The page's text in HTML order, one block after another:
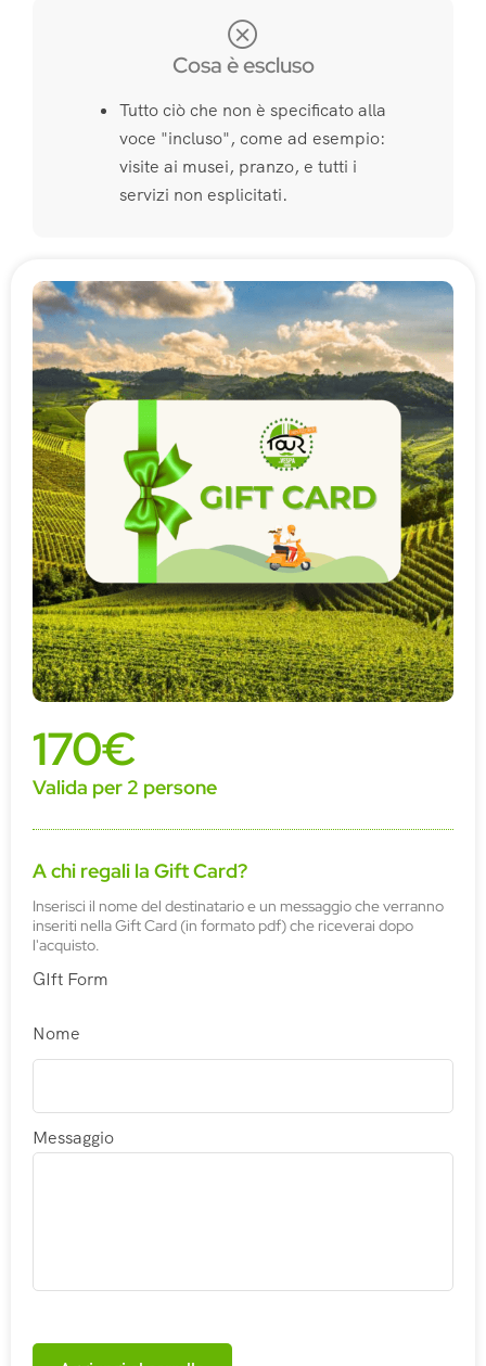
Cosa è escluso
Tutto ciò che non è specificato alla
voce "incluso", come ad esempio:
visite ai musei, pranzo, e tutti i
servizi non esplicitati.
170€
Valida per 2 persone
A chi regali la Gift Card?
Inserisci il nome del destinatario e un messaggio che verranno
inseriti nella Gift Card (in formato pdf) che riceverai dopo
l'acquisto.
GIft Form
Nome
Messaggio